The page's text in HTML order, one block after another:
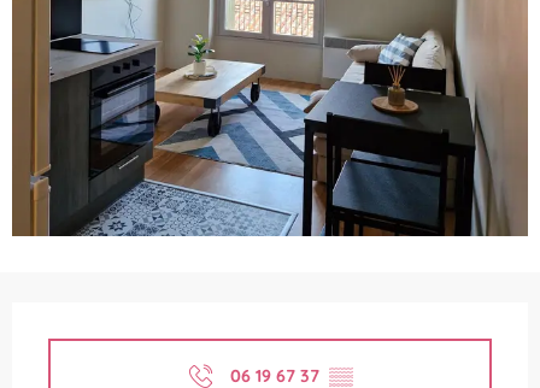
06 19 67 37 ▒▒